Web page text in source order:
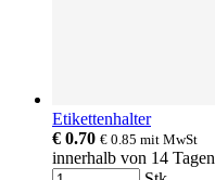
Etikettenhalter
€ 0.70 € 0.85 mit MwSt
innerhalb von 14 Tagen